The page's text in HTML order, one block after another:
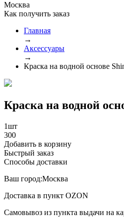
Москва
Как получить заказ
Главная
→
Аксессуары
→
Краска на водной основе
Краска на водной
1шт
300
Добавить в корзину
Быстрый заказ
Способы доставки
Ваш город:Москва
Доставка в пункт OZON
Самовывоз из пункта выдачи на